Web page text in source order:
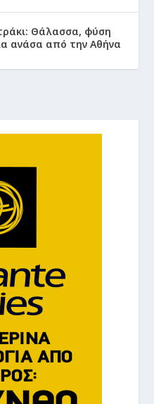
Θάλασσα, φύση
ανάσα από την Αθήνα